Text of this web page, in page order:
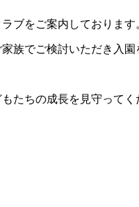
ブをご案内しておりま
族でご検討いただき入
たちの成長を見守ってく